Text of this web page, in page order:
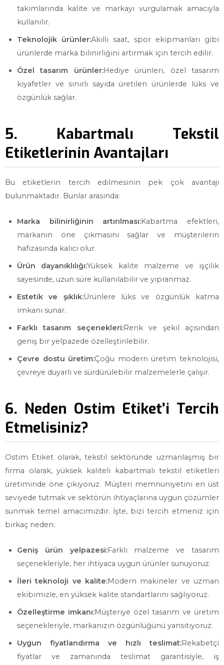
takımlarında kalite ve markayı vurgulamak amacıyla
kullanılır.
Teknolojik ürünler:Akıllı saat, spor ekipmanları gibi
ürünlerde marka bilinirliğini artırmak için tercih edilir.
Özel tasarım ürünler:Hediye ürünleri, özel tasarım
kıyafetler ve sınırlı sayıda üretilen ürünlerde lüks ve
özgünlük sağlar.
5. Kabartmalı Tekstil
Etiketlerinin Avantajları
Bu etiketlerin tercih edilmesinin pek çok avantajı
bulunmaktadır. Bunlar arasında:
Marka bilinirliğinin artırılması:Kabartma efektleri,
markanın öne çıkmasını sağlar ve müşterilerin
hafızasında kalıcı olur.
Ürün dayanıklılığı:Yüksek kalite malzeme ve işçilik
sayesinde, uzun süre kullanılabilir ve yıpranmaz.
Estetik ve şıklık:Ürünlere lüks ve özgünlük katma
imkanı sunar.
Farklı tasarım seçenekleri:Renk ve şekil açısından
geniş bir yelpazede özelleştirilebilir.
Çevre dostu üretim:Çoğu modern üretim teknolojisi,
çevreye duyarlı ve sürdürülebilir malzemelerle çalışır.
6. Neden Ostim Etiket’i Tercih
Etmelisiniz?
Ostim Etiket olarak, tekstil sektöründe uzmanlaşmış bir
firma olarak, yüksek kaliteli kabartmalı tekstil etiketleri
üretiminde öne çıkıyoruz. Müşteri memnuniyetini en üst
seviyede tutmak ve sektörün ihtiyaçlarına uygun çözümler
sunmak temel amacımızdır. İşte, bizi tercih etmeniz için
birkaç neden:
Geniş ürün yelpazesi:Farklı malzeme ve tasarım
seçenekleriyle, her ihtiyaca uygun ürünler sunuyoruz.
İleri teknoloji ve kalite:Modern makineler ve uzman
ekibimizle, en yüksek kalite standartlarını sağlıyoruz.
Özelleştirme imkanı:Müşteriye özel tasarım ve üretim
seçenekleriyle, markanızın özgünlüğünü yansıtıyoruz.
Uygun fiyatlandırma ve hızlı teslimat:Rekabetçi
fiyatlar ve zamanında teslimat garantisiyle, iş